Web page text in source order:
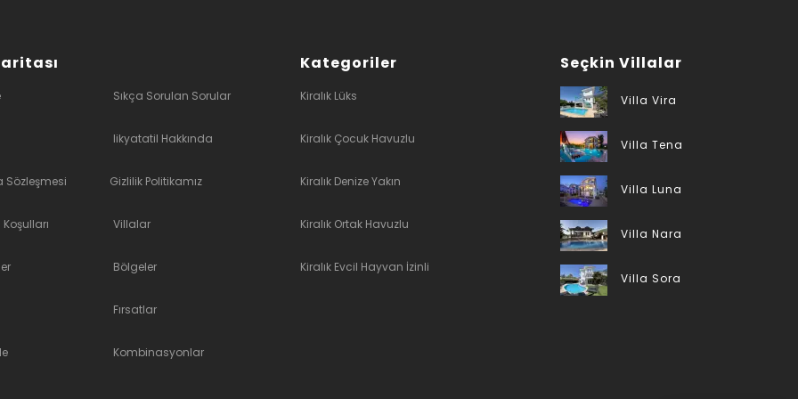
Sıkça Sorulan Sorular
likyatatil Hakkında
Sözleşmesi Gizlilik Politikamız
Villalar
Bölgeler
Fırsatlar
Kombinasyonlar
Kategoriler
Kiralık Lüks
Kiralık Çocuk Havuzlu
Kiralık Denize Yakın
Kiralık Ortak Havuzlu
Kiralık Evcil Hayvan İzinli
Seçkin Villalar
Villa Vira
Villa Tena
Villa Luna
Villa Nara
Villa Sora